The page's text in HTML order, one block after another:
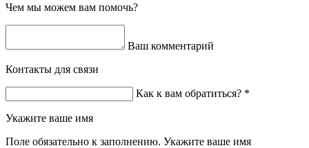
Чем мы можем вам помочь?
Ваш комментарий
Контакты для связи
Как к вам обратиться? *
Укажите ваше имя
Поле обязательно к заполнению. Укажите ваше имя